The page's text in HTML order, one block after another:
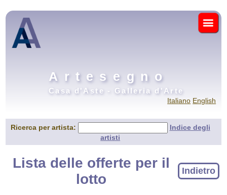
Artesegno
Casa d'Aste - Galleria d'Arte
Italiano English
Ricerca per artista:
Indice degli
artisti
Lista delle offerte per il
lotto
Indietro